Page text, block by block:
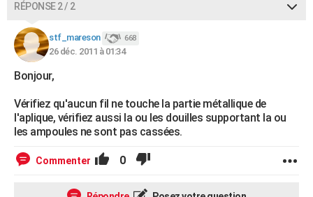
RÉPONSE 2 / 2
stf_mareson 668
26 déc. 2011 à 01:34
Bonjour,
Vérifiez qu'aucun fil ne touche la partie métallique de
l'aplique, vérifiez aussi la ou les douilles supportant la ou
les ampoules ne sont pas cassées.
Commenter 0